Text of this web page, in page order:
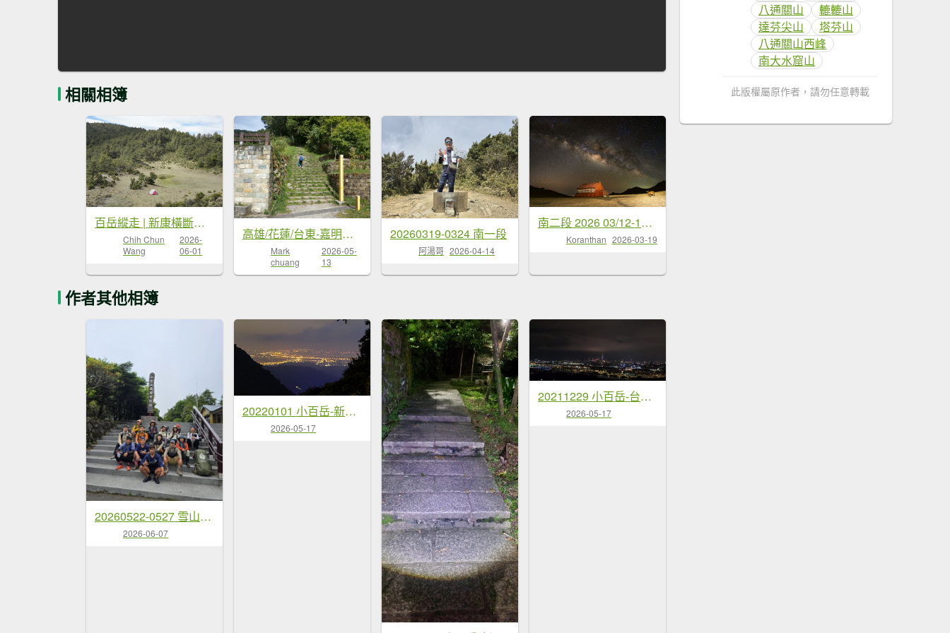
相關相簿
百岳縱走 | 新康橫斷出瓦拉米
Chih Chun
Wang
2026-
06-01
高雄/花蓮/台東-嘉明湖-向陽山-三叉山
Mark
chuang
2026-05-
13
20260319-0324 南一段
阿湯哥 2026-04-14
南二段 2026 03/12-17 六天五夜
Koranthan 2026-03-19
作者其他相簿
20260522-0527 雪山西稜逆行
2026-06-07
20220101 小百岳-新北五股觀音山
2026-05-17
20211229 小百岳-台北劍潭山
2026-05-17
八通關山
轆轆山
達芬尖山
塔芬山
八通關山西峰
南大水窟山
此版權屬原作者，請勿任意轉載